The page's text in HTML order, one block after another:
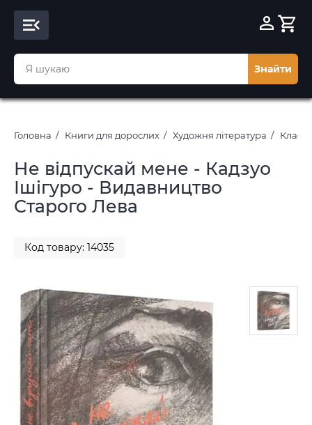
Знайти
Головна Книги для дорослих Художня література
Не відпускай мене - Кадзуо
Ішігуро - Видавництво
Старого Лева
Код товару: 14035